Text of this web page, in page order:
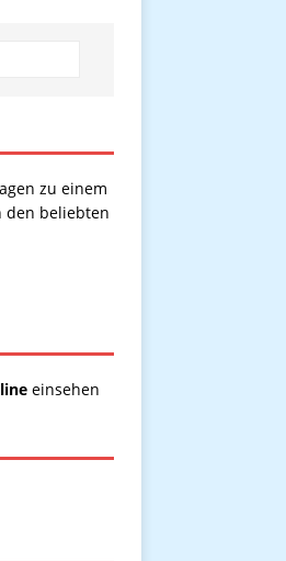
zu einem
den beliebten
einsehen